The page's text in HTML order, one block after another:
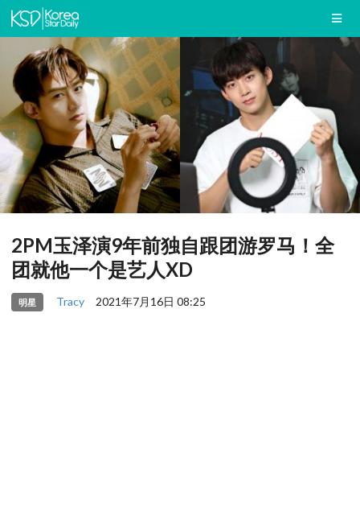
2PM玉泽演9年前独自跟团游罗马！全
团就他一个是艺人XD
明星 Tracy 2021年7月16日 08:25